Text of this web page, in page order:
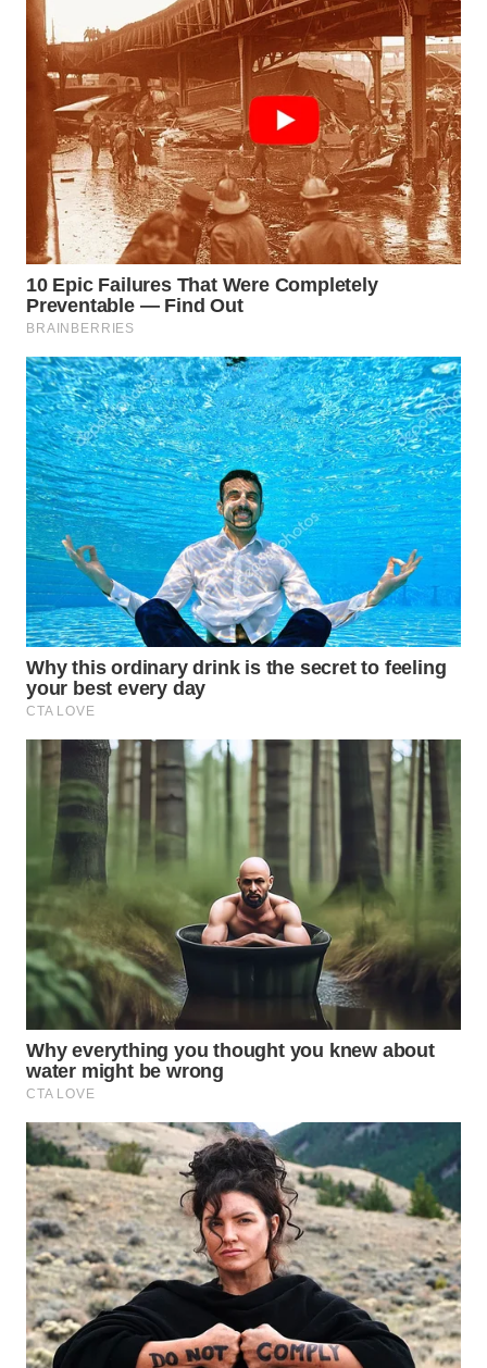
BOROBUDUR
WN
MADURA
WN
SURABAYA
WN
NATUNA
WN
WN
MANDALIKA
WN
LIKUPANG
WN
LABUANBAJO
WN
BORNEO
Media
WAHANA
NEWS
WAHANA
WAHANA
ADVOKAT
WAHANA
INFRASTRUKTUR
WAHANA
KONSUMEN
WAHANA
LISTRIK
WAHANA
TRAVEL